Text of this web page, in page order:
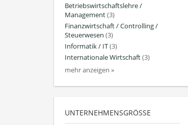
Betriebswirtschaftslehre /
Management(3)
Finanzwirtschaft / Controlling /
Steuerwesen (3)
Informatik / IT(3)
Internationale Wirtschaft(3)
mehr anzeigen »
UNTERNEHMENSGRÖSSE